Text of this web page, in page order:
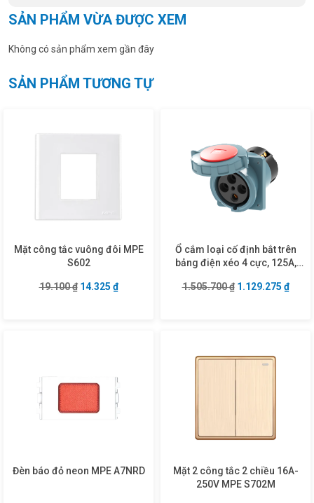
SẢN PHẨM VỪA ĐƯỢC XEM
Không có sản phẩm xem gần đây
SẢN PHẨM TƯƠNG TỰ
Mặt công tắc vuông đôi MPE
S602
19.100₫ Giá gốc là: 19.100 ₫.
14.325 ₫Giá hiện tại là: 14.325 ₫.
Ổ cắm loại cố định bắt trên
bảng điện xéo 4 cực, 125A,
1.505.700₫ Giá gốc là:
1.129.275 ₫Giá
Đèn báo đỏ neon MPE A7NRD
Mặt 2 công tắc 2 chiều 16A-
250V MPE S702M